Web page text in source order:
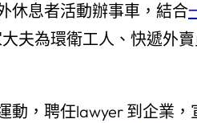
休息者活動辦事車，結合
夫為環衛工人、快遞外
，聘任lawyer 到企業